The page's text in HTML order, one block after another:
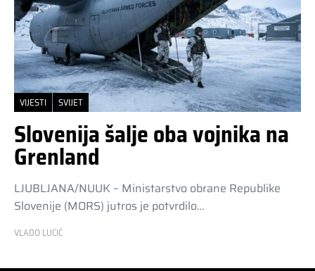
VIJESTI SVIJET
Slovenija šalje oba vojnika na
Grenland
LJUBLJANA/NUUK – Ministarstvo obrane Republike
Slovenije (MORS) jutros je potvrdilo…
VLADO LUCIĆ